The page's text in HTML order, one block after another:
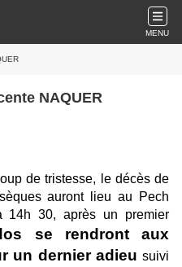
MENU
NAQUER
de tristesse, le décès de
auront lieu au Pech
14h 30,après un premier
se rendront aux
un dernier adieu suivi